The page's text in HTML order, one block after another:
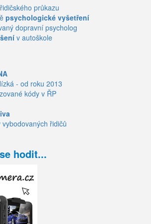
řidičského průkazu
psychologické vyšetření
dopravní psycholog
v autoškole
- od roku 2013
kódy v ŘP
vybodovaných řidičů
hodit...